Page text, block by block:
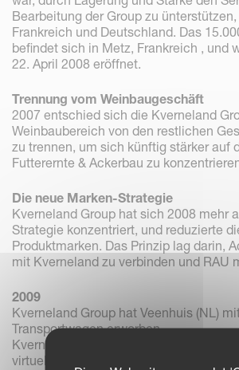
Bearbeitung der Group zu
Frankreich und Deutschland. Das
befindet sich in Metz, Frankreich , und
22. April 2008 eröffnet.
Trennung vom Weinbaugeschäft
2007 entschied sich die Kverneland
Weinbaubereich von den restlichen
zu trennen, um sich künftig stärker auf
Futterernte & Ackerbau zu
Die neue Marken-Strategie
Kverneland Group hat sich 2008 mehr
Strategie konzentriert, und reduzierte
Produktmarken. Das Prinzip lag darin,
mit Kverneland zu verbinden und RAU
2009
Kverneland Group hat Veenhuis (NL)
Transportwagen erworben
Kverneland Group führte die zweite
virtuellen Terminals ein: IsoMatch Tellus